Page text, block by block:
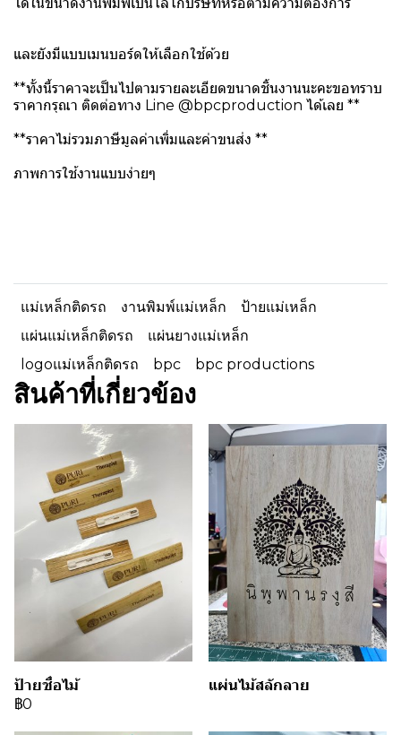
และยังมีแบบเมนบอร์ดให้เลือกใช้ด้วย
**ทั้งนี้ราคาจะเป็นไปตามรายละเอียดขนาดชิ้นงานนะคะขอทราบ
ราคากรุณา ติดต่อทาง Line @bpcproduction ได้เลย **
**ราคาไม่รวมภาษีมูลค่าเพิ่มและค่าขนส่ง **
ภาพการใช้งานแบบง่ายๆ
แม่เหล็กติดรถ งานพิมพ์แม่เหล็ก
ป้ายแม่เหล็ก
แผ่นแม่เหล็กติดรถ
แผ่นยางแม่เหล็ก
logoแม่เหล็กติดรถ
bpc bpc productions
สินค้าที่เกี่ยวข้อง
ป้ายชื่อไม้
฿0
แผ่นไม้สลักลาย